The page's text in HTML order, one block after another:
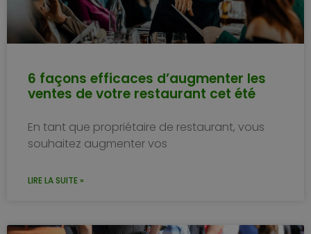
6 façons efficaces d’augmenter les
ventes de votre restaurant cet été
En tant que propriétaire de restaurant, vous
souhaitez augmenter vos
LIRE LA SUITE »